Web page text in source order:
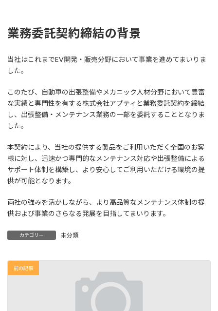
業務委託契約締結の背景
当社はこれまでEV開発・販売分野において事業を進めてまいりま
した。
このたび、自動車の出張整備やメカニック人材分野において豊富
な実績と専門性を有する株式会社アプティと業務委託契約を締結
し、出張整備・メンテナンス業務の一部を委託することとなりま
した。
本契約により、当社の提供する製品をご利用いただく全国のお客
様に対し、迅速かつ専門的なメンテナンス対応や出張整備による
サポート体制を構築し、より安心してご利用いただける環境の提
供が可能となります。
両社の強みを活かしながら、より高品質なメンテナンス体制の提
供および事業のさらなる発展を目指してまいります。
カテゴリー 未分類
前の記事